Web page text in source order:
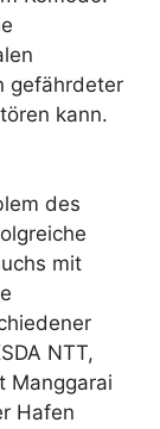
gefährdeter
kann.
des
mit
NTT,
Manggarai
Hafen